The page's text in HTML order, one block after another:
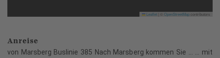
Leaflet OpenStreetMapcontributors
Anreise
von Marsberg Buslinie 385 Nach Marsberg kommen Sie ... ... mit